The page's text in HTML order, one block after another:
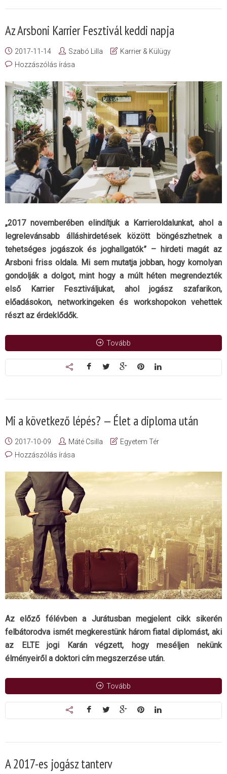
Az Arsboni Karrier Fesztivál keddi napja
2017-11-14 Szabó Lilla
Karrier & Külügy
Hozzászólás írása
„2017 novemberében elindítjuk a Karrieroldalunkat, ahol a
legrelevánsabb álláshirdetések között böngészhetnek a
tehetséges jogászok és joghallgatók” – hirdeti magát az
Arsboni friss oldala. Mi sem mutatja jobban, hogy komolyan
gondolják a dolgot, mint hogy a múlt héten megrendezték
első Karrier Fesztiváljukat, ahol jogász szafarikon,
előadásokon, networkingeken és workshopokon vehettek
részt az érdeklődők.
Tovább
Mi a következő lépés? — Élet a diploma után
2017-10-09 Máté Csilla
Egyetem Tér
Hozzászólás írása
Az előző félévben a Jurátusban megjelent cikk sikerén
felbátorodva ismét megkerestünk három fiatal diplomást, aki
az ELTE jogi Karán végzett, hogy meséljen nekünk
élményeiről a doktori cím megszerzése után.
Tovább
A 2017-es jogász tanterv